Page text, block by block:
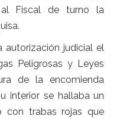
Fiscal de turno la
judicial el
Peligrosas y Leyes
de la encomienda
interior se hallaba un
con trabas rojas que